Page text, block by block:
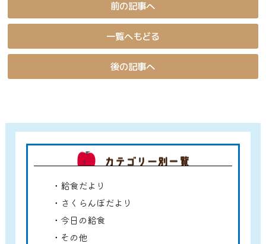
前の記事へ
一覧へもどる
後の記事へ
給食だより
さくらんぼだより
今日の給食
その他